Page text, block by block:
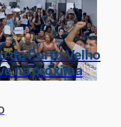
de Porto Velho
na próxima